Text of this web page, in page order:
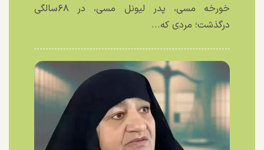
خورخه مسی، پدر لیونل مسی، در ۶۸سالگی
درگذشت؛ مردی که...